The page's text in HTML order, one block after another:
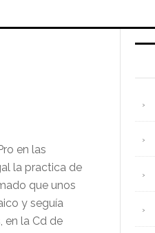
en las
la practica de
que unos
y seguía
en la Cd de